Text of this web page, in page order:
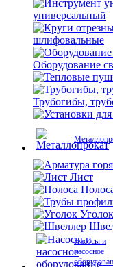
универсальный
шлифовальные
Оборудование
Трубогибы,
Лист
Уголок
Насосы и
насосное